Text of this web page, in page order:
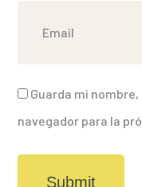
Guarda mi
navegador para la